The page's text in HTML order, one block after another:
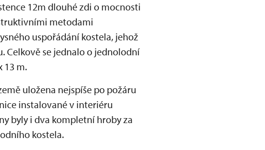
12m dlouhé zdi o mocnosti
metodami
uspořádání kostela, jehož
Celkově se jednalo o jednolodní
13 m.
uložena nejspíše po požáru
instalované v interiéru
byly i dva kompletní hroby za
kostela.